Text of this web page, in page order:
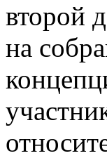
второй
на